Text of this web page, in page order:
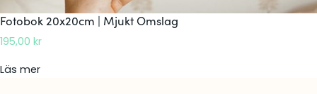
å
r
t
Fotobok 20x20cm | Mjukt Omslag
195,00 kr
Läs mer: